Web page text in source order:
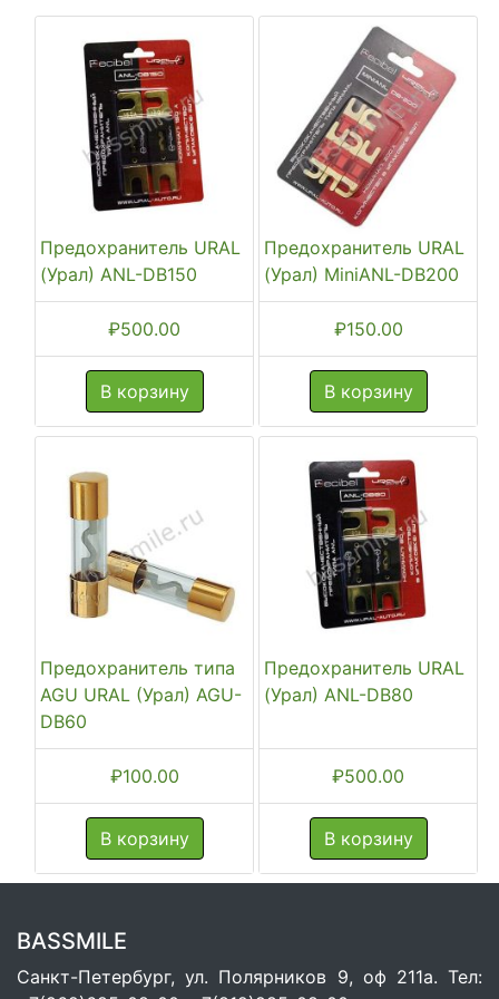
Предохранитель URAL
(Урал) ANL-DB150
₽500.00
В корзину
Предохранитель URAL
(Урал) MiniANL-DB200
₽150.00
В корзину
Предохранитель типа
AGU URAL (Урал) AGU-
DB60
₽100.00
В корзину
Предохранитель URAL
(Урал) ANL-DB80
₽500.00
В корзину
BASSMILE
Санкт-Петербург, ул. Полярников 9, оф 211а. Тел: